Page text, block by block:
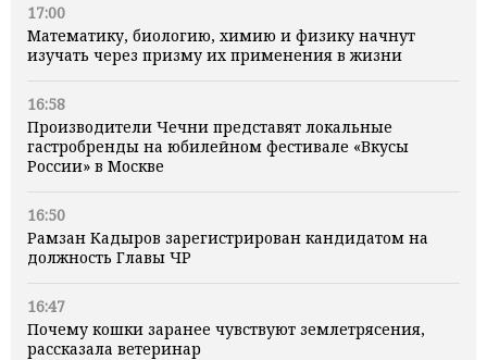
17:00
Математику, биологию, химию и физику начнут
изучать через призму их применения в жизни
16:58
Производители Чечни представят локальные
гастробренды на юбилейном фестивале «Вкусы
России» в Москве
16:50
Рамзан Кадыров зарегистрирован кандидатом на
должность Главы ЧР
16:47
Почему кошки заранее чувствуют землетрясения,
рассказала ветеринар